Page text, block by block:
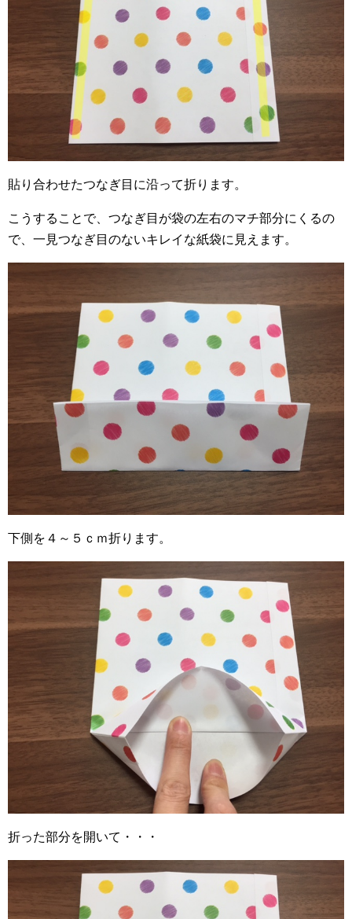
貼り合わせたつなぎ目に沿って折ります。
こうすることで、つなぎ目が袋の左右のマチ部分にくるの
で、一見つなぎ目のないキレイな紙袋に見えます。
下側を４～５ｃｍ折ります。
折った部分を開いて・・・